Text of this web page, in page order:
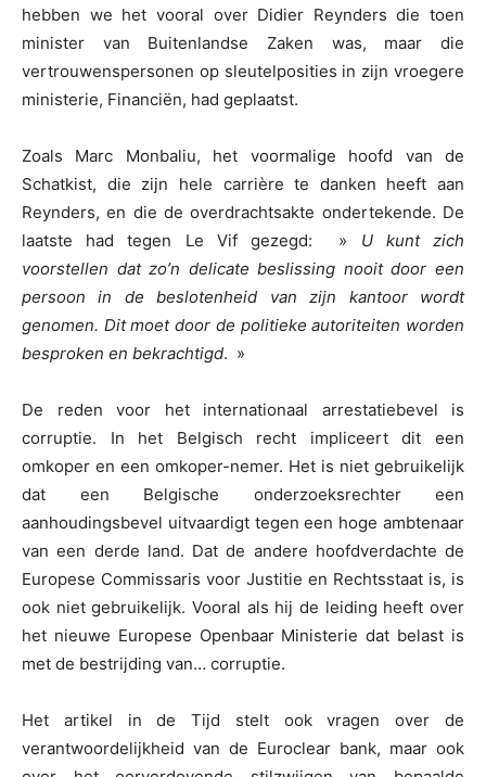
hebben we het vooral over Didier Reynders die toen
minister van Buitenlandse Zaken was, maar die
vertrouwenspersonen op sleutelposities in zijn vroegere
ministerie, Financiën, had geplaatst.
Zoals Marc Monbaliu, het voormalige hoofd van de
Schatkist, die zijn hele carrière te danken heeft aan
Reynders, en die de overdrachtsakte ondertekende. De
laatste had tegen Le Vif gezegd: » U kunt zich
voorstellen dat zo’n delicate beslissing nooit door een
persoon in de beslotenheid van zijn kantoor wordt
genomen. Dit moet door de politieke autoriteiten worden
besproken en bekrachtigd. »
De reden voor het internationaal arrestatiebevel is
corruptie. In het Belgisch recht impliceert dit een
omkoper en een omkoper-nemer. Het is niet gebruikelijk
dat een Belgische onderzoeksrechter een
aanhoudingsbevel uitvaardigt tegen een hoge ambtenaar
van een derde land. Dat de andere hoofdverdachte de
Europese Commissaris voor Justitie en Rechtsstaat is, is
ook niet gebruikelijk. Vooral als hij de leiding heeft over
het nieuwe Europese Openbaar Ministerie dat belast is
met de bestrijding van… corruptie.
Het artikel in de Tijd stelt ook vragen over de
verantwoordelijkheid van de Euroclear bank, maar ook